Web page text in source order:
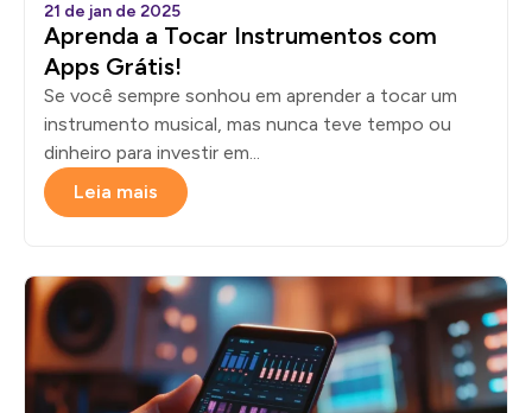
21 de jan de 2025
Aprenda a Tocar Instrumentos com
Apps Grátis!
Se você sempre sonhou em aprender a tocar um
instrumento musical, mas nunca teve tempo ou
dinheiro para investir em...
Leia mais